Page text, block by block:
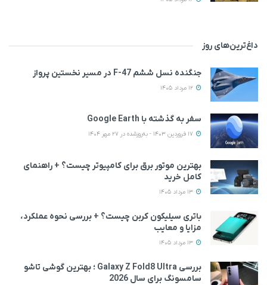
داغ‌ترین‌های روز
جنگنده نسل ششم F-47 در مسیر نخستین پرواز
سفر به گذشته با Google Earth
بهترین موتور برق برای کامپیوتر چیست؟ + راهنمای
کامل خرید
باتری سیلیکون کربن چیست؟ + بررسی نحوه عملکرد،
مزایا و معایب
بررسی Galaxy Z Fold8 Ultra ؛ بهترین گوشی تاشو
سامسونگ برای سال 2026